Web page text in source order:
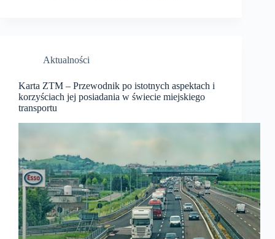
Aktualności
Karta ZTM – Przewodnik po istotnych aspektach i
korzyściach jej posiadania w świecie miejskiego
transportu